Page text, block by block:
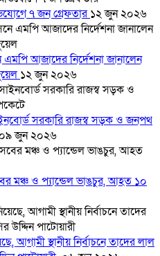
৭ জন গ্রেফতার১২ জুন ২০২৬
আজাদের নির্দেশনা জানালেন
১২ জুন ২০২৬
সরকারি রাজস্ব সড়ক ও জনপথ
০৯ জুন ২০২৬
মঞ্চ ও প্যান্ডেল ভাঙচুর, আহত ১০
আগামী স্থানীয় নির্বাচনে তাদের লাল